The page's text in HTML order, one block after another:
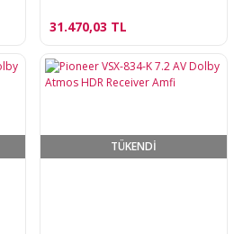
31.470,03 TL
TÜKENDİ